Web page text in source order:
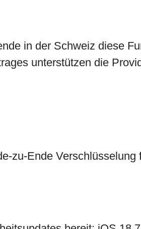
in der Schweiz diese
unterstützen die
zu-Ende Verschlüsselung